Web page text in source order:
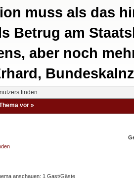
muss als das
Betrug am
aber noch
vor »
anschauen: 1 Gast/Gäste